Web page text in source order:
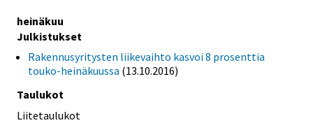
heinäkuu
Julkistukset
Rakennusyritysten liikevaihto kasvoi 8 prosenttia
touko-heinäkuussa (13.10.2016)
Taulukot
Liitetaulukot